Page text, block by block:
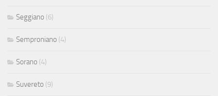
Seggiano (6)
Semproniano (4)
Sorano (4)
Suvereto (9)